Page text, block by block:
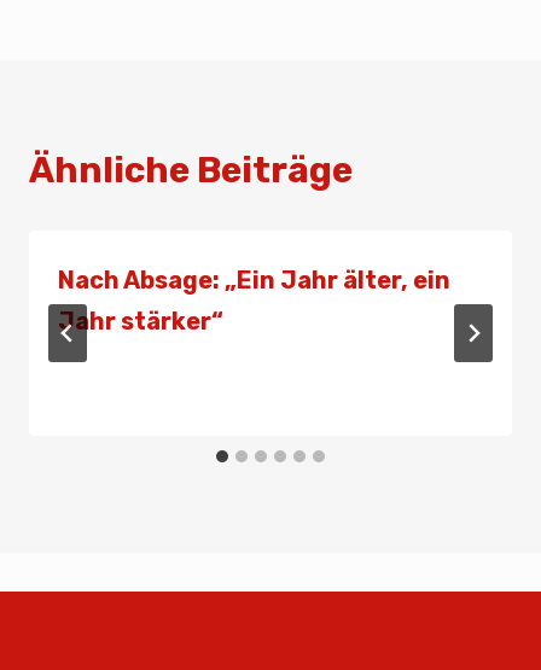
Ähnliche Beiträge
Nach Absage: „Ein Jahr älter, ein
Jahr stärker“